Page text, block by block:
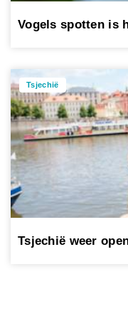
Vogels spotten is
Tsjechië
Tsjechië weer